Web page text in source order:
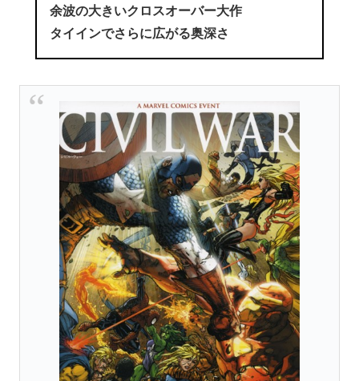
余波の大きいクロスオーバー大作
タイインでさらに広がる奥深さ